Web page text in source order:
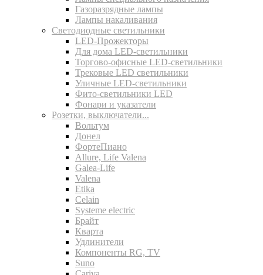
Газоразрядные лампы
Лампы накаливания
Светодиодные светильники
LED-Прожекторы
Для дома LED-светильники
Торгово-офисные LED-светильники
Трековые LED светильники
Уличные LED-светильники
Фито-светильники LED
Фонари и указатели
Розетки, выключатели...
Вольтум
Донел
ФортеПиано
Allure, Life Valena
Galea-Life
Valena
Etika
Celain
Systeme electric
Брайт
Кварта
Удлинители
Компоненты RG, TV
Suno